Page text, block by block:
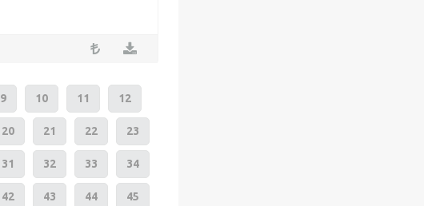
9 10 11 12
20 21 22 23
31 32 33 34
42 43 44 45